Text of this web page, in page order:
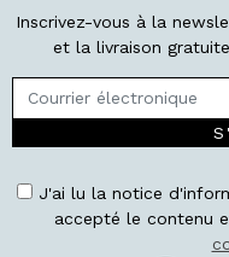
Inscrivez-vous à la
et la livraison
J'ai lu la notice
accepté le contenu